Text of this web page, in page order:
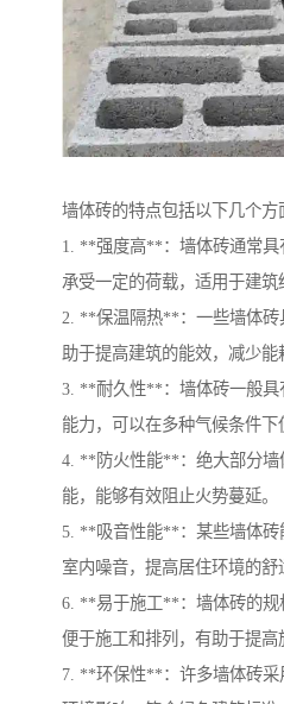
墙体砖的特点包括以下几个方
1. **强度高**：墙体砖通常具
承受一定的荷载，适用于建筑
2. **保温隔热**：一些墙体砖
助于提高建筑的能效，减少能
3. **耐久性**：墙体砖一般具
能力，可以在多种气候条件下
4. **防火性能**：绝大部分墙
能，能够有效阻止火势蔓延。
5. **吸音性能**：某些墙体砖
室内噪音，提高居住环境的舒
6. **易于施工**：墙体砖的规
便于施工和排列，有助于提高
7. **环保性**：许多墙体砖采